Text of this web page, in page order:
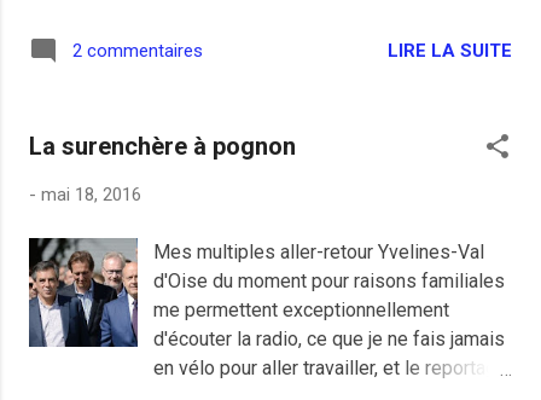
Ramadan, au nom du combat contre
c'est de caresser dans le sens du poil de la
sentiment d'avoir le cul propre c'est très con. Il
y a une gauche qui préfère se battre avec les
intégristes pour mieux faire monter l'extrême
droite avait dit Caroline Fourest (je crois), elle
avait raison. Il y a vraiment une gauche à la
ramasse dans ce pays.
2 commentaires LIRE LA SUITE
La surenchère à pognon
- mai 18, 2016
Mes multiples aller-retour Yvelines-Val
d'Oise du moment pour raisons familiales
me permettent exceptionnellement
d'écouter la radio, ce que je ne fais jamais
en vélo pour aller travailler, et le reportage